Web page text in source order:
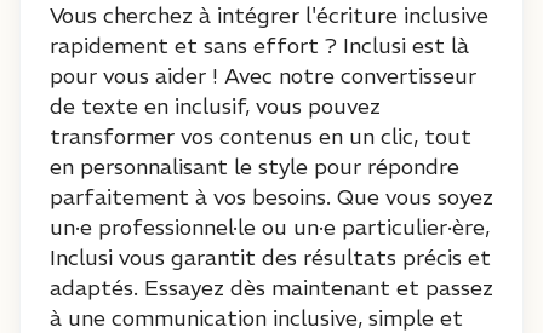
Vous cherchez à intégrer l'écriture inclusive
rapidement et sans effort ? Inclusi est là
pour vous aider ! Avec notre convertisseur
de texte en inclusif, vous pouvez
transformer vos contenus en un clic, tout
en personnalisant le style pour répondre
parfaitement à vos besoins. Que vous soyez
un·e professionnel·le ou un·e particulier·ère,
Inclusi vous garantit des résultats précis et
adaptés. Essayez dès maintenant et passez
à une communication inclusive, simple et